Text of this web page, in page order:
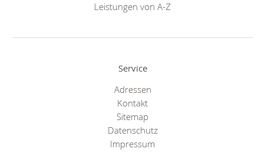
Leistungen von A-Z
Service
Adressen
Kontakt
Sitemap
Datenschutz
Impressum